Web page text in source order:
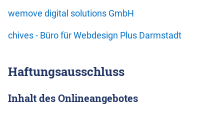
wemove digital solutions GmbH
chives - Büro für Webdesign Plus Darmstadt
Haftungsausschluss
Inhalt des Onlineangebotes